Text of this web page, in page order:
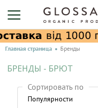
Главная страница Бренды
БРЕНДЫ - БРЮТ
Сортировать по